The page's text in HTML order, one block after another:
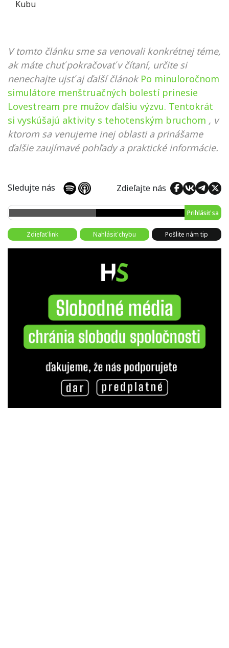
Kubu
V tomto článku sme sa venovali konkrétnej téme,
ak máte chuť pokračovať v čítaní, určite si
nenechajte ujsť aj ďalší článok Po minuloročnom
simulátore menštruačných bolestí prinesie
Lovestream pre mužov ďalšiu výzvu. Tentokrát
si vyskúšajú aktivity s tehotenským bruchom , v
ktorom sa venujeme inej oblasti a prinášame
ďalšie zaujímavé pohľady a praktické informácie.
Sledujte nás Zdieľajte nás
Prihlásiť sa
Zdieľať link Nahlásiť chybu Pošlite nám tip